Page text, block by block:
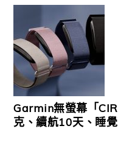
Garmin無螢幕「
克、續航10天、睡